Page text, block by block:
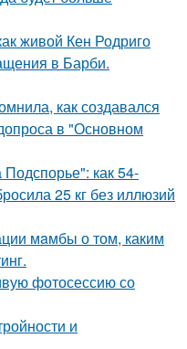
живой Кен Родриго
в Барби.
как создавался
в "Основном
как 54-
25 кг без иллюзий
мaмбы о том, каким
фотосессию со
и